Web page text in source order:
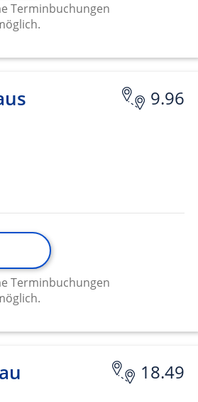
Terminbuchungen
9.96
Terminbuchungen
18.49